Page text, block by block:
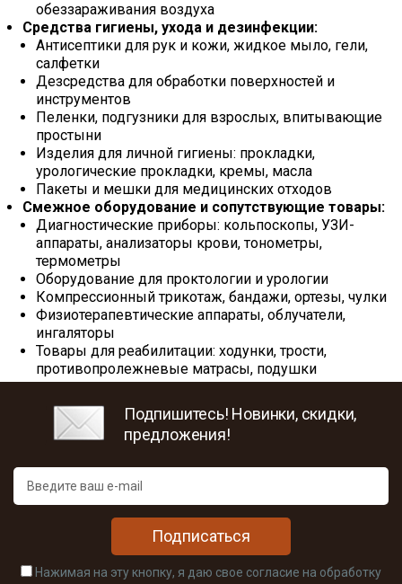
обеззараживания воздуха
Средства гигиены, ухода и дезинфекции:
Антисептики для рук и кожи, жидкое мыло, гели,
салфетки
Дезсредства для обработки поверхностей и
инструментов
Пеленки, подгузники для взрослых, впитывающие
простыни
Изделия для личной гигиены: прокладки,
урологические прокладки, кремы, масла
Пакеты и мешки для медицинских отходов
Смежное оборудование и сопутствующие товары:
Диагностические приборы: кольпоскопы, УЗИ-
аппараты, анализаторы крови, тонометры,
термометры
Оборудование для проктологии и урологии
Компрессионный трикотаж, бандажи, ортезы, чулки
Физиотерапевтические аппараты, облучатели,
ингаляторы
Товары для реабилитации: ходунки, трости,
противопролежневые матрасы, подушки
Подпишитесь! Новинки, скидки,
предложения!
Подписаться
Нажимая на эту кнопку, я даю свое согласие на обработку